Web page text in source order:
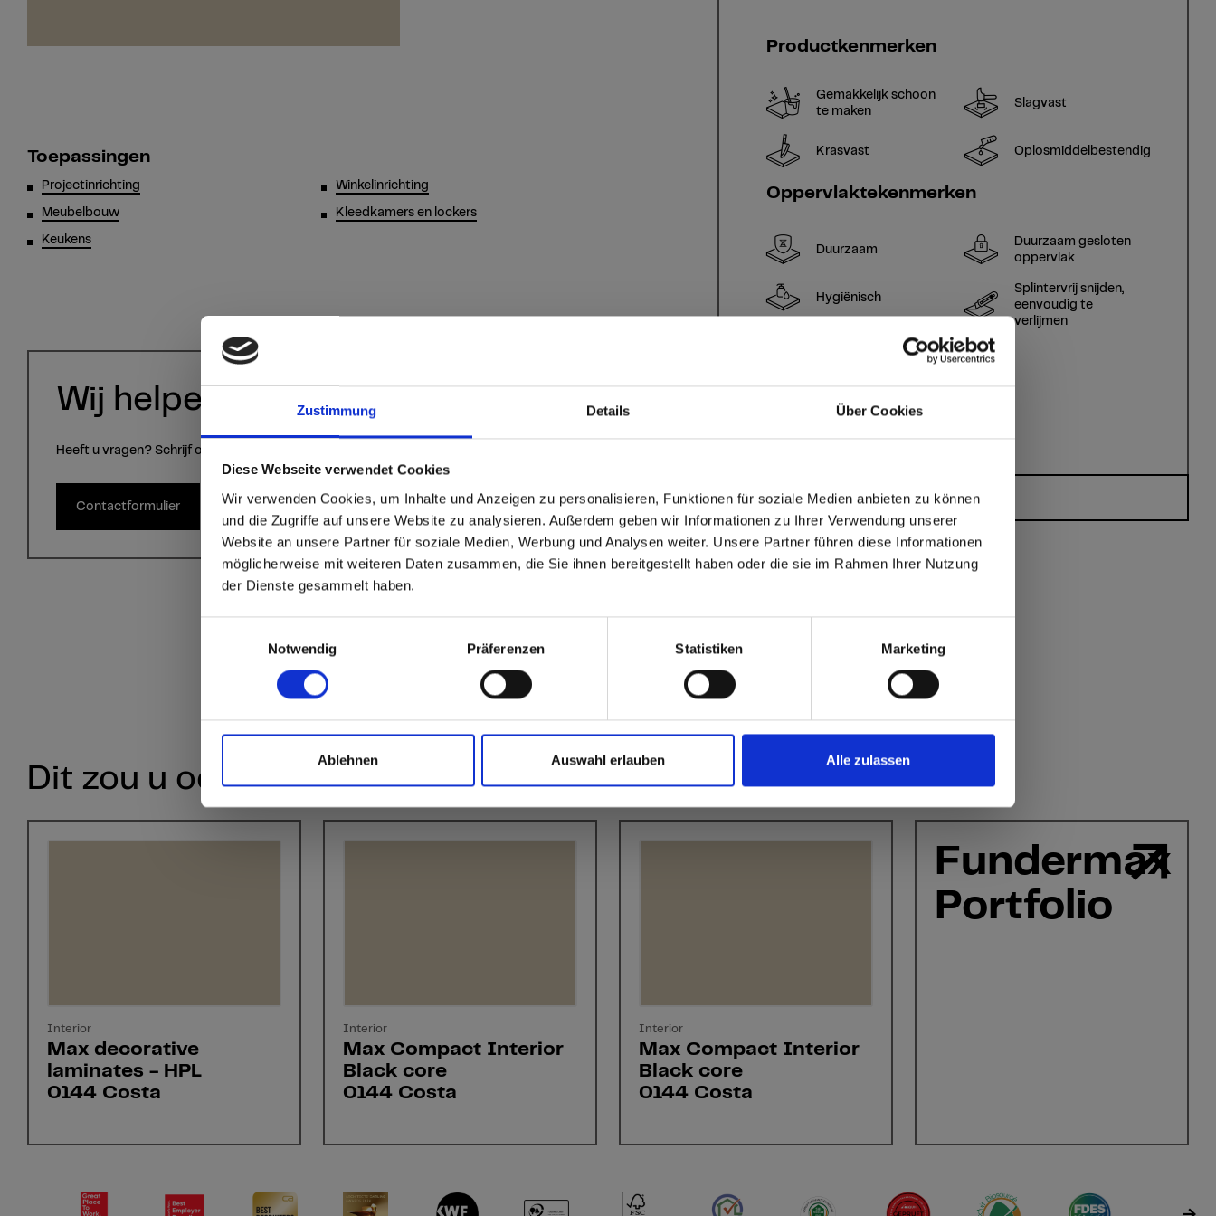
Zustimmung Details Über Cookies
Diese Webseite verwendet Cookies
Wir verwenden Cookies, um Inhalte und Anzeigen zu personalisieren, Funktionen für soziale Medien anbieten zu können
und die Zugriffe auf unsere Website zu analysieren. Außerdem geben wir Informationen zu Ihrer Verwendung unserer
Website an unsere Partner für soziale Medien, Werbung und Analysen weiter. Unsere Partner führen diese Informationen
möglicherweise mit weiteren Daten zusammen, die Sie ihnen bereitgestellt haben oder die sie im Rahmen Ihrer Nutzung
der Dienste gesammelt haben.
Notwendig
Präferenzen Statistiken Marketing
Ablehnen Auswahl erlauben Alle zulassen
sr.modal is not closeable
Are you based in the Verenigde
Staten?
Go to the Fundermax North America website directly from here or discover what Fundermax offers in Europe
and the rest of the world!
Click here to go to the Fundermax North America Website Europe / Rest of the World
Toepassingen
Projectinrichting
Meubelbouw
Keukens
Winkelinrichting
Kleedkamers en lockers
Wij helpen u graag!
Heeft u vragen? Schrijf ons via het contactformulier.
Contactformulier
Productkenmerken
Gemakkelijk schoon
te maken
Slagvast
Krasvast Oplosmiddelbestendig
Oppervlaktekenmerken
Duurzaam
Duurzaam gesloten
oppervlak
Hygiënisch
Splintervrij snijden,
eenvoudig te
verlijmen
Heeft u vragen?
Dit zou u ook kunnen interesseren:
Interior
Max decorative
laminates - HPL
0144 Costa
Interior
Max Compact Interior
Black core
0144 Costa
Interior
Max Compact Interior
Black core
0144 Costa
Fundermax
Portfolio